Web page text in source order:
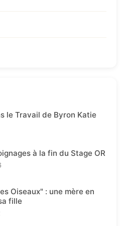
le Travail de Byron Katie
à la fin du Stage OR
Oiseaux" : une mère en
fille